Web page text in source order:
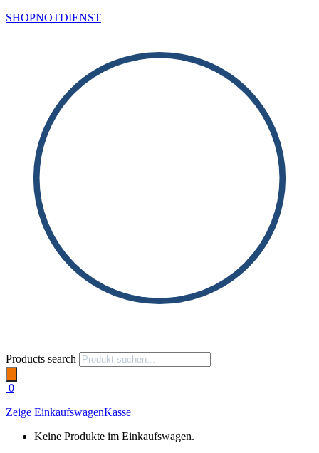
SHOPNOTDIENST
Products search
0
Zeige EinkaufswagenKasse
Keine Produkte im Einkaufswagen.